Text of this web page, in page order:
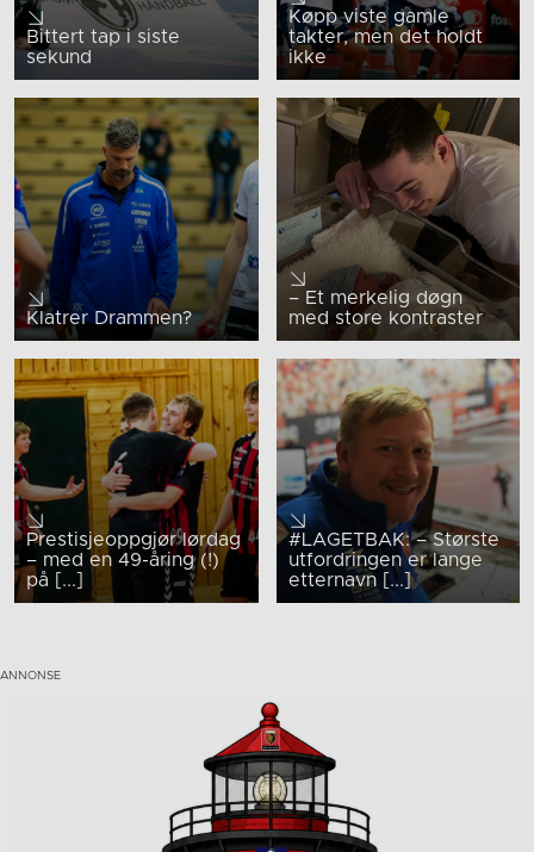
Bittert tap i siste
sekund
Køpp viste gamle
takter, men det holdt
ikke
Klatrer Drammen?
– Et merkelig døgn
med store kontraster
Prestisjeoppgjør lørdag
– med en 49-åring (!)
på [...]
#LAGETBAK: – Største
utfordringen er lange
etternavn [...]